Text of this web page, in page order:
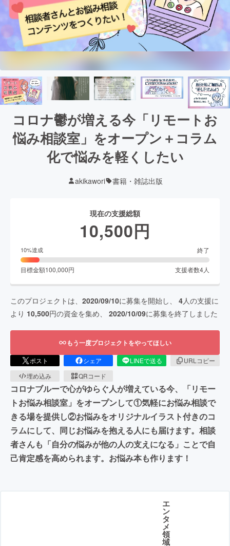
コロナ鬱が増える今「リモートお
悩み相談室」をオープン＋コラム
化で悩みを軽くしたい
akikawori 書籍・雑誌出版
現在の支援総額
10,500円
10%達成 終了
目標金額100,000円 支援者数4人
このプロジェクトは、 2020/09/10に募集を開始し、 4人の支援に
より 10,500円の資金を集め、 2020/10/09に募集を終了しました
もう一度プロジェクトをやってほしい
ポスト シェア LINEで送る
URLコピー
埋め込み
QRコード
コロナブルーで心がゆらぐ人が増えている今、「リモー
トお悩み相談室」をオープンして①気軽にお悩み相談で
きる場を提供し②お悩みをオリジナルイラスト付きのコ
ラムにして、同じお悩みを抱える人にも届けます。相談
者さんも「自分の悩みが他の人の支えになる」ことで自
己肯定感を高められます。お悩み本も作ります！
エ
ン
タ
メ
領
域